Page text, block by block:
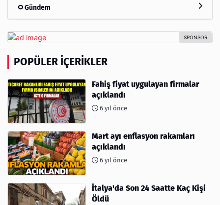
Gündem
POPÜLER İÇERIKLER
Fahiş fiyat uygulayan firmalar
açıklandı
6 yıl önce
Mart ayı enflasyon rakamları
açıklandı
6 yıl önce
İtalya'da Son 24 Saatte Kaç Kişi
Öldü